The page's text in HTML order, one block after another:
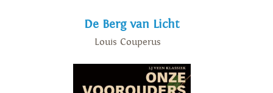
De Berg van Licht
Louis Couperus